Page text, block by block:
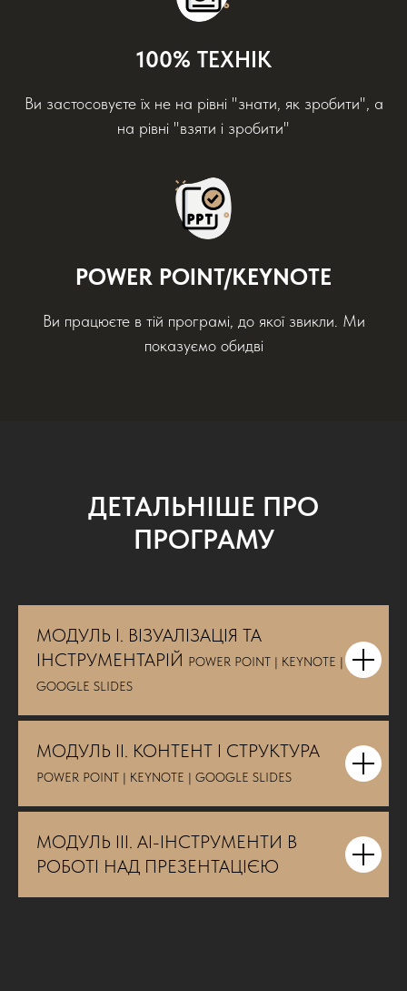
100% ТЕХНІК
Ви застосовуєте їх не на рівні "знати, як зробити", а
на рівні "взяти і зробити"
POWER POINT/KEYNOTE
Ви працюєте в тій програмі, до якої звикли. Ми
показуємо обидві
ДЕТАЛЬНІШЕ ПРО
ПРОГРАМУ
МОДУЛЬ I. ВІЗУАЛІЗАЦІЯ ТА
ІНСТРУМЕНТАРІЙ POWER POINT | KEYNOTE |
GOOGLE SLIDES
МОДУЛЬ II. КОНТЕНТ І СТРУКТУРА
POWER POINT | KEYNOTE | GOOGLE SLIDES
МОДУЛЬ III. AI-ІНСТРУМЕНТИ В
РОБОТІ НАД ПРЕЗЕНТАЦІЄЮ